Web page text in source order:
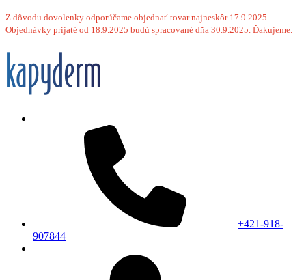
Z dôvodu dovolenky odporúčame objednať tovar najneskôr 17.9.2025.
Objednávky prijaté od 18.9.2025 budú spracované dňa 30.9.2025. Ďakujeme.
+421-918-
907844